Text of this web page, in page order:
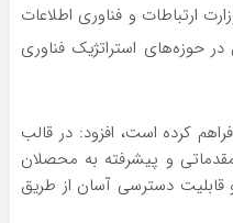
ارتباطات و فناوری اطلاعات
حوزه‌های استراتژیک فناوری
کرده است، افزود: در قالب
و پیشرفته به محصلان
قابلیت دسترسی آسان از طریق